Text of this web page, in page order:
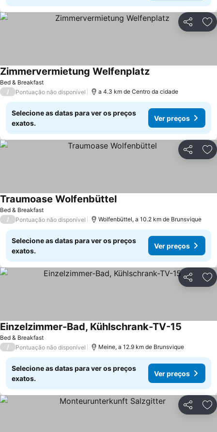
Partilhar
Bed & Breakfast
Zimmervermietung Welfenplatz
/ Pontuação não disponível a 4.3 km de Centro da cidade
Selecione as datas para ver os preços
exatos.
Ver preços
Partilhar
Bed & Breakfast
Traumoase Wolfenbüttel
/ Pontuação não disponível Wolfenbüttel, a 10.2 km de Brunsvique
Selecione as datas para ver os preços
exatos.
Ver preços
Partilhar
Bed & Breakfast
Einzelzimmer-Bad, Kühlschrank-TV-15
/ Pontuação não disponível Meine, a 12.9 km de Brunsvique
Selecione as datas para ver os preços
exatos.
Ver preços
Partilhar